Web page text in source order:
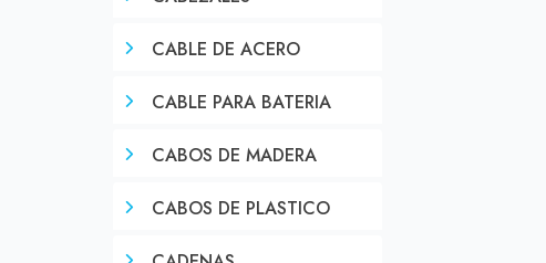
CABLE DE ACERO
CABLE PARA BATERIA
CABOS DE MADERA
CABOS DE PLASTICO